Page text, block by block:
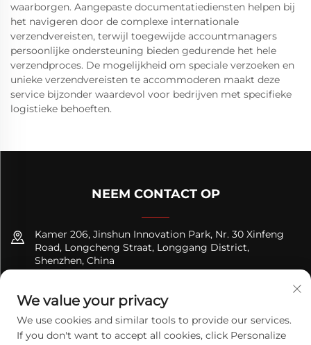
waarborgen. Aangepaste documentatiediensten helpen bij
het navigeren door de complexe internationale
verzendvereisten, terwijl toegewijde accountmanagers
persoonlijke ondersteuning bieden gedurende het hele
verzendproces. De mogelijkheid om speciale verzoeken en
unieke verzendvereisten te accommoderen maakt deze
service bijzonder waardevol voor bedrijven met specifieke
logistieke behoeften.
NEEM CONTACT OP
Kamer 206, Jinshun Innovation Park, Nr. 30 Xinfeng
Road, Longcheng Straat, Longgang District,
Shenzhen, China
[email protected]
We value your privacy
We use cookies and similar tools to provide our services.
If you don't want to accept all cookies, click Personalize